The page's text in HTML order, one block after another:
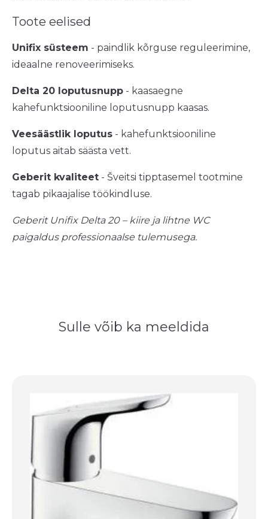
Toote eelised
Unifix süsteem - paindlik kõrguse reguleerimine,
ideaalne renoveerimiseks.
Delta 20 loputusnupp - kaasaegne
kahefunktsiooniline loputusnupp kaasas.
Veesäästlik loputus - kahefunktsiooniline
loputus aitab säästa vett.
Geberit kvaliteet - Šveitsi tipptasemel tootmine
tagab pikaajalise töökindluse.
Geberit Unifix Delta 20 – kiire ja lihtne WC
paigaldus professionaalse tulemusega.
Sulle võib ka meeldida